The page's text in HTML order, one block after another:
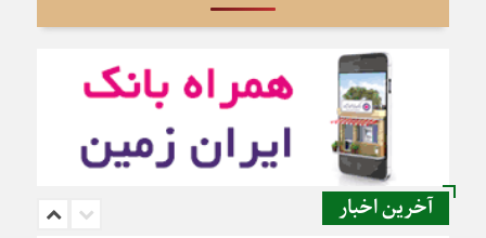
آخرین اخبار